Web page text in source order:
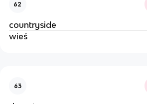
62
countryside
wieś
63